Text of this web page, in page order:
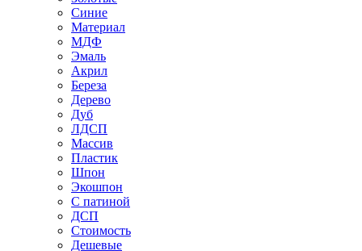
Синие
Материал
МДФ
Эмаль
Акрил
Береза
Дерево
Дуб
ЛДСП
Массив
Пластик
Шпон
Экошпон
С патиной
ДСП
Стоимость
Дешевые